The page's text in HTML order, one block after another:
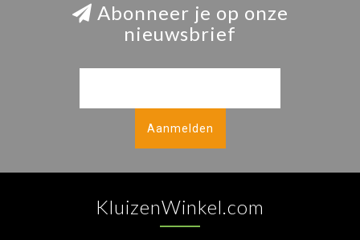
Abonneer je op onze
nieuwsbrief
Aanmelden
KluizenWinkel.com